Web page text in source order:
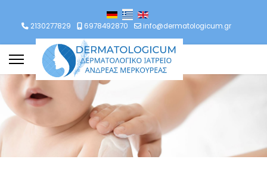
2130277829 6978492870 info@dermatologicum.gr